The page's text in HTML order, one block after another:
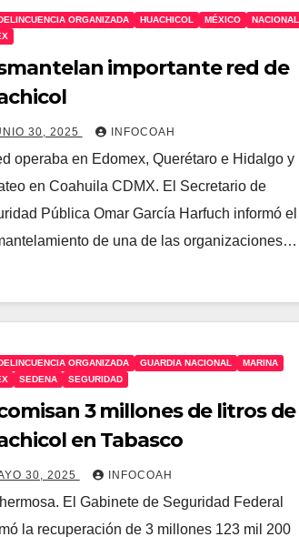
ORGANIZADA HUACHICOL MÉXICO
NACIONAL
importante red de
30, 2025 INFOCOAH
operaba en Edomex, Querétaro e Hidalgo y
en Coahuila CDMX. El Secretario de
Pública Omar García Harfuch informó el
de una de las organizaciones…
ORGANIZADA GUARDIA NACIONAL
MARINA
SEDENA SEGURIDAD
3 millones de litros de
en Tabasco
30, 2025 INFOCOAH
El Gabinete de Seguridad Federal
la recuperación de 3 millones 123 mil 200